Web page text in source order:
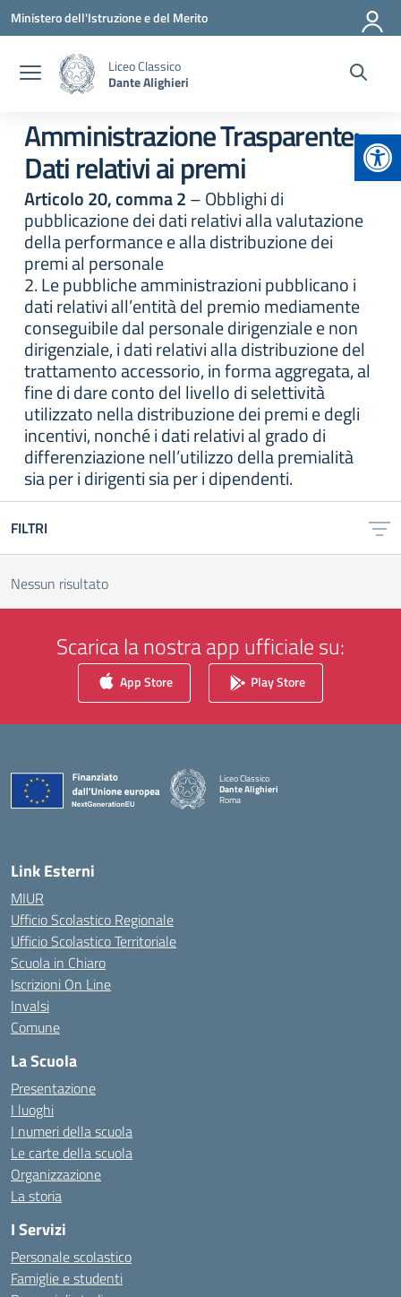
Vai ai contenuti
Vai al menu di navigazione
Vai al footer
Ministero dell'Istruzione e del Merito
Liceo Classico
Dante Alighieri
Amministrazione Trasparente:
Dati relativi ai premi
Articolo 20, comma 2– Obblighi di
pubblicazione dei dati relativi alla valutazione
della performance e alla distribuzione dei
premi al personale
2. Le pubbliche amministrazioni pubblicano i
dati relativi all’entità del premio mediamente
conseguibile dal personale dirigenziale e non
dirigenziale, i dati relativi alla distribuzione del
trattamento accessorio, in forma aggregata, al
fine di dare conto del livello di selettività
utilizzato nella distribuzione dei premi e degli
incentivi, nonché i dati relativi al grado di
differenziazione nell’utilizzo della premialità
sia per i dirigenti sia per i dipendenti.
FILTRI
Nessun risultato
Scarica la nostra app ufficiale su:
App Store Play Store
Liceo Classico
Dante Alighieri
Roma
Link Esterni
MIUR
Ufficio Scolastico Regionale
Ufficio Scolastico Territoriale
Scuola in Chiaro
Iscrizioni On Line
Invalsi
Comune
La Scuola
Presentazione
I luoghi
I numeri della scuola
Le carte della scuola
Organizzazione
La storia
I Servizi
Personale scolastico
Famiglie e studenti